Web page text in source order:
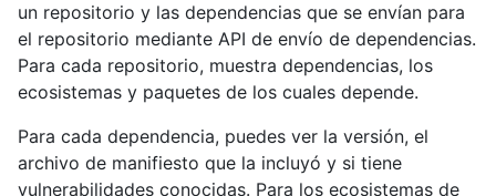
un repositorio y las dependencias que se envían para
el repositorio mediante API de envío de dependencias.
Para cada repositorio, muestra dependencias, los
ecosistemas y paquetes de los cuales depende.
Para cada dependencia, puedes ver la versión, el
archivo de manifiesto que la incluyó y si tiene
vulnerabilidades conocidas. Para los ecosistemas de